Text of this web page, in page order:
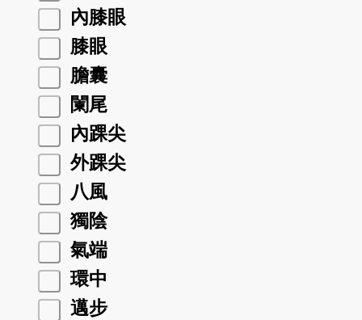
內膝眼
膝眼
膽囊
闌尾
內踝尖
外踝尖
八風
獨陰
氣端
環中
邁步